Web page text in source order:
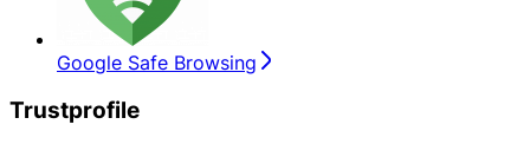
Google Safe Browsing
Trustprofile